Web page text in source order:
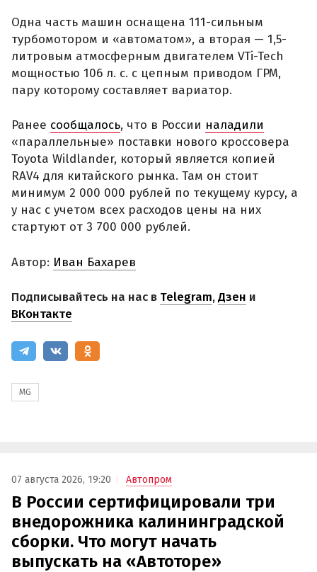
Одна часть машин оснащена 111-сильным
турбомотором и «автоматом», а вторая — 1,5-
литровым атмосферным двигателем VTi-Tech
мощностью 106 л. с. с цепным приводом ГРМ,
пару которому составляет вариатор.
Ранее сообщалось, что в России наладили
«параллельные» поставки нового кроссовера
Toyota Wildlander, который является копией
RAV4 для китайского рынка. Там он стоит
минимум 2 000 000 рублей по текущему курсу, а
у нас с учетом всех расходов цены на них
стартуют от 3 700 000 рублей.
Автор: Иван Бахарев
Подписывайтесь на нас в Telegram,Дзен и
ВКонтакте
MG
07 августа 2026, 19:20 Автопром
В России сертифицировали три
внедорожника калининградской
сборки. Что могут начать
выпускать на «Автоторе»